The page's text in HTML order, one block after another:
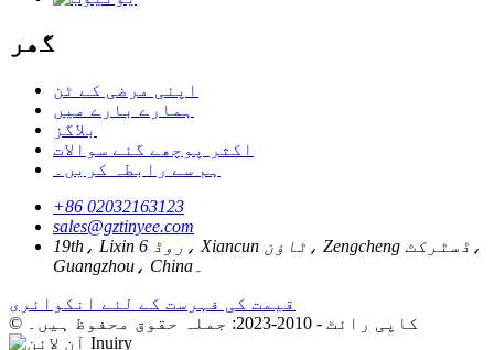
گھر
اپنی مرضی کے ٹن
ہمارے بارے میں
بلاگز
اکثر پوچھے گئے سوالات
ہم سے رابطہ کریں۔
+86 02032163123
sales@gztinyee.com
19th، Lixin 6 روڈ، Xiancun ٹاؤن، Zengcheng ڈسٹرکٹ،
قیمت کی فہرست کے لئے انکوائری
© کاپی رائٹ - 2010-2023: جملہ حقوق محفوظ ہیں۔